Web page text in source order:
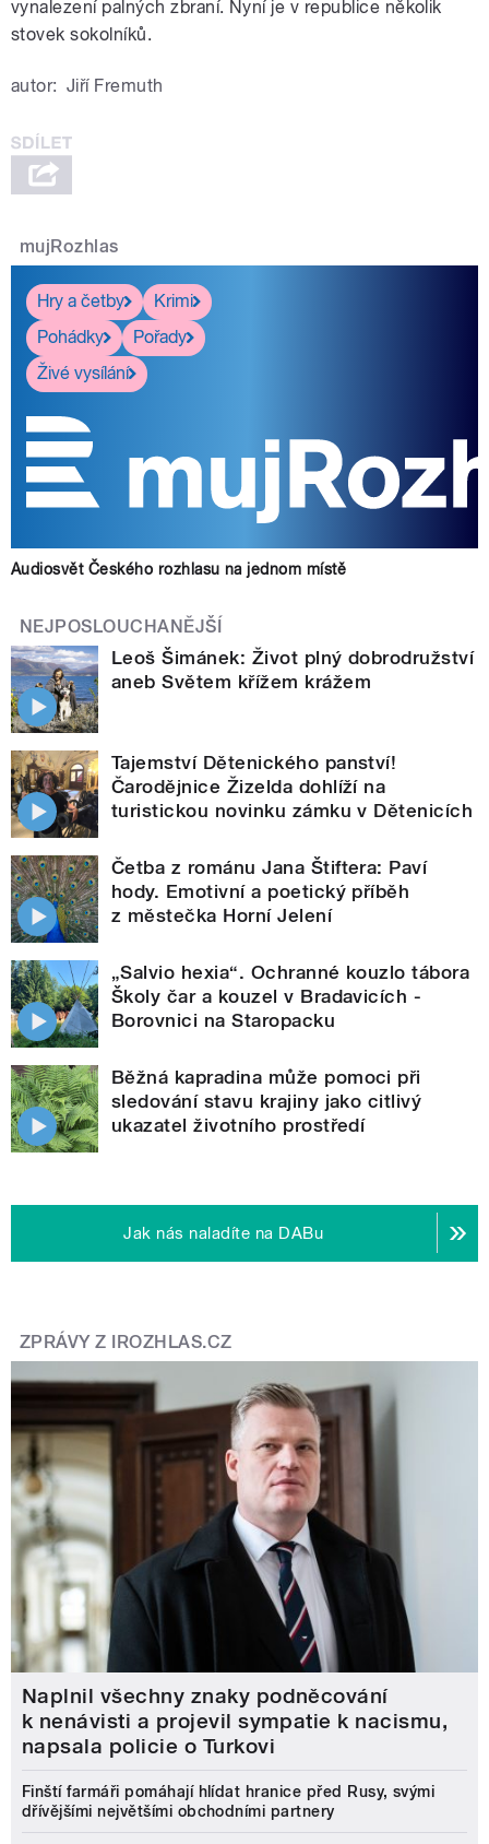
vynalezení palných zbraní. Nyní je v republice několik
stovek sokolníků.
autor: Jiří Fremuth
mujRozhlas
Hry a četby
Krimi
Pohádky
Pořady
Živé vysílání
Audiosvět Českého rozhlasu na jednom místě
NEJPOSLOUCHANĚJŠÍ
Leoš Šimánek: Život plný dobrodružství
aneb Světem křížem krážem
Tajemství Dětenického panství!
Čarodějnice Žizelda dohlíží na
turistickou novinku zámku v Dětenicích
Četba z románu Jana Štiftera: Paví
hody. Emotivní a poetický příběh
z městečka Horní Jelení
„Salvio hexia“. Ochranné kouzlo tábora
Školy čar a kouzel v Bradavicích -
Borovnici na Staropacku
Běžná kapradina může pomoci při
sledování stavu krajiny jako citlivý
ukazatel životního prostředí
Jak nás naladíte na DABu
ZPRÁVY Z IROZHLAS.CZ
Naplnil všechny znaky podněcování
k nenávisti a projevil sympatie k nacismu,
napsala policie o Turkovi
Finští farmáři pomáhají hlídat hranice před Rusy, svými
dřívějšími největšími obchodními partnery